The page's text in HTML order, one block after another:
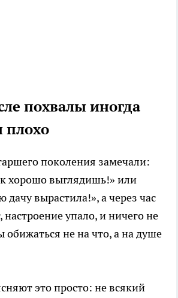
похвалы иногда
плохо
поколения замечали:
хорошо выглядишь!» или
дачу вырастила!», а через час
упало, и ничего не
обижаться не на что, а на душе
это просто: не всякий